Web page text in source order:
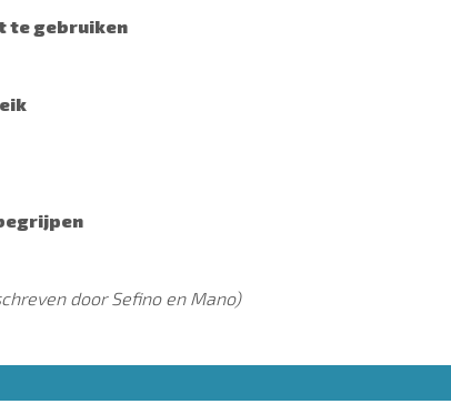
te gebruiken
door Sefino en Mano)